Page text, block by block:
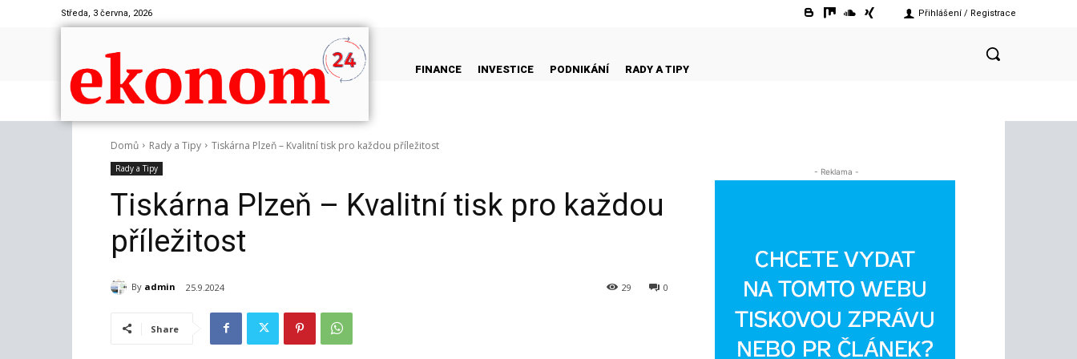
Středa, 3 června, 2026 Přihlášení / Registrace
FINANCE INVESTICE PODNIKÁNÍ RADY A TIPY
Domů Rady a Tipy Tiskárna Plzeň – Kvalitní tisk pro každou příležitost
Rady a Tipy
Tiskárna Plzeň – Kvalitní tisk pro každou
příležitost
By admin 25.9.2024 0
29
Share
- Reklama -